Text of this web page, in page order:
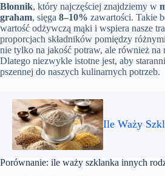
Błonnik, który najczęściej znajdziemy w
graham, sięga 8–10% zawartości. Takie
wartość odżywczą mąki i wspiera nasze
proporcjach składników pomiędzy
nie tylko na jakość potraw, ale również
Dlatego niezwykle istotne jest, aby
pszennej do naszych kulinarnych potrzeb.
Ile Waży
Porównanie: ile waży szklanka innych